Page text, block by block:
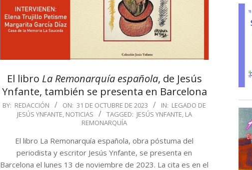
El libro La Remonarquía española, de Jesús
Ynfante, también se presenta en Barcelona
2023-
BY: REDACCIÓN ON: 31 DE OCTUBRE DE 2023 IN: LEGADO DE
JESÚS YNFANTE, NOTICIAS TAGGED: JESÚS YNFANTE, LA
REMONARQUÍA
El libro La Remonarquía española, obra póstuma del
periodista y escritor Jesús Ynfante, se presenta en
Barcelona el lunes 13 de noviembre de 2023. La cita es en el